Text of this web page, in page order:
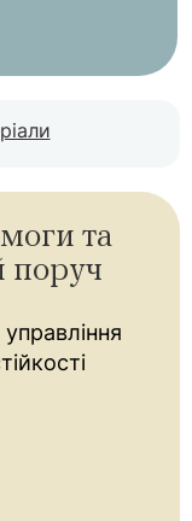
та
поруч